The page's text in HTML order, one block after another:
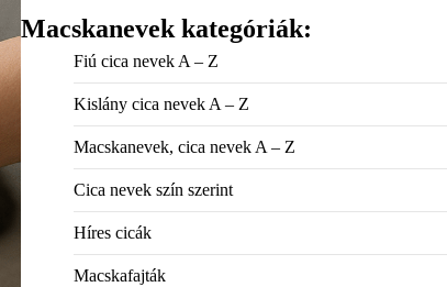
Macskanevek kategóriák:
Fiú cica nevek A – Z
Kislány cica nevek A – Z
Macskanevek, cica nevek A – Z
Cica nevek szín szerint
Híres cicák
Macskafajták